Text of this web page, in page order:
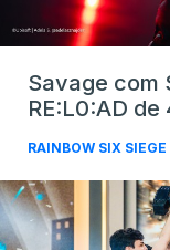
Savage com
RE:L0:AD
RAINBOW SIX SIEGE